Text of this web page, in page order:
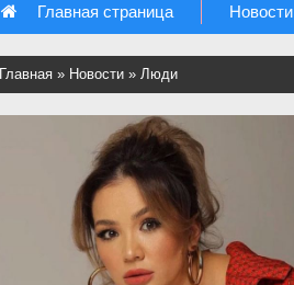
Главная страница Новости
Главная » Новости » Люди